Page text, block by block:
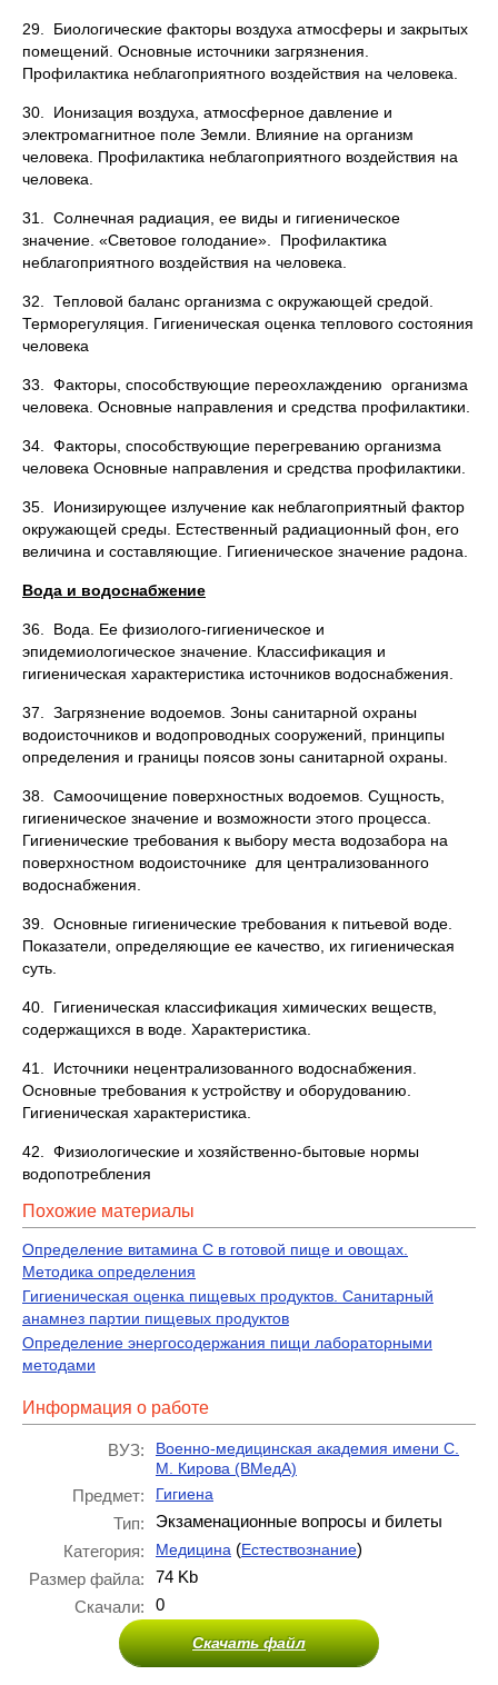
29. Биологические факторы воздуха атмосферы и закрытых
помещений. Основные источники загрязнения.
Профилактика неблагоприятного воздействия на человека.
30. Ионизация воздуха, атмосферное давление и
электромагнитное поле Земли. Влияние на организм
человека. Профилактика неблагоприятного воздействия на
человека.
31. Солнечная радиация, ее виды и гигиеническое
значение. «Световое голодание». Профилактика
неблагоприятного воздействия на человека.
32. Тепловой баланс организма с окружающей средой.
Терморегуляция. Гигиеническая оценка теплового состояния
человека
33. Факторы, способствующие переохлаждению организма
человека. Основные направления и средства профилактики.
34. Факторы, способствующие перегреванию организма
человека Основные направления и средства профилактики.
35. Ионизирующее излучение как неблагоприятный фактор
окружающей среды. Естественный радиационный фон, его
величина и составляющие. Гигиеническое значение радона.
Вода и водоснабжение
36. Вода. Ее физиолого-гигиеническое и
эпидемиологическое значение. Классификация и
гигиеническая характеристика источников водоснабжения.
37. Загрязнение водоемов. Зоны санитарной охраны
водоисточников и водопроводных сооружений, принципы
определения и границы поясов зоны санитарной охраны.
38. Самоочищение поверхностных водоемов. Сущность,
гигиеническое значение и возможности этого процесса.
Гигиенические требования к выбору места водозабора на
поверхностном водоисточнике для централизованного
водоснабжения.
39. Основные гигиенические требования к питьевой воде.
Показатели, определяющие ее качество, их гигиеническая
суть.
40. Гигиеническая классификация химических веществ,
содержащихся в воде. Характеристика.
41. Источники нецентрализованного водоснабжения.
Основные требования к устройству и оборудованию.
Гигиеническая характеристика.
42. Физиологические и хозяйственно-бытовые нормы
водопотребления
Похожие материалы
Определение витамина С в готовой пище и овощах.
Методика определения
Гигиеническая оценка пищевых продуктов. Санитарный
анамнез партии пищевых продуктов
Определение энергосодержания пищи лабораторными
методами
Информация о работе
ВУЗ:
Военно-медицинская академия имени С.
М. Кирова (ВМедА)
Предмет: Гигиена
Тип:
Экзаменационные вопросы и билеты
Категория:
Медицина (Естествознание)
Размер файла:
74 Kb
Скачали:
0
Скачать файл